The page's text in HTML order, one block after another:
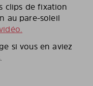
clips de fixation
au pare-soleil
si vous en aviez